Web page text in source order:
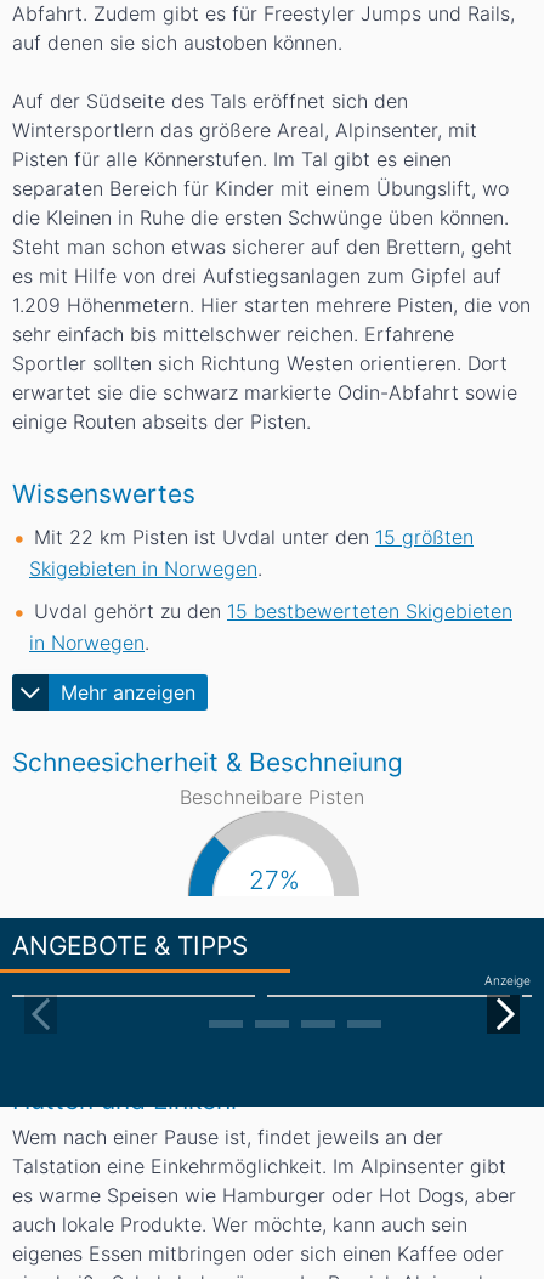
Abfahrt. Zudem gibt es für Freestyler Jumps und Rails,
auf denen sie sich austoben können.
Auf der Südseite des Tals eröffnet sich den
Wintersportlern das größere Areal, Alpinsenter, mit
Pisten für alle Könnerstufen. Im Tal gibt es einen
separaten Bereich für Kinder mit einem Übungslift, wo
die Kleinen in Ruhe die ersten Schwünge üben können.
Steht man schon etwas sicherer auf den Brettern, geht
es mit Hilfe von drei Aufstiegsanlagen zum Gipfel auf
1.209 Höhenmetern. Hier starten mehrere Pisten, die von
sehr einfach bis mittelschwer reichen. Erfahrene
Sportler sollten sich Richtung Westen orientieren. Dort
erwartet sie die schwarz markierte Odin-Abfahrt sowie
einige Routen abseits der Pisten.
Wissenswertes
Mehr anzeigen
Mit 22 km Pisten ist Uvdal unter den 15 größten
Skigebieten in Norwegen.
Uvdal gehört zu den 15 bestbewerteten Skigebieten
in Norwegen.
Schneesicherheit & Beschneiung
Beschneibare Pisten
27%
ANGEBOTE & TIPPS
Anzeige
Hütten und Einkehr
Wem nach einer Pause ist, findet jeweils an der
Talstation eine Einkehrmöglichkeit. Im Alpinsenter gibt
es warme Speisen wie Hamburger oder Hot Dogs, aber
auch lokale Produkte. Wer möchte, kann auch sein
eigenes Essen mitbringen oder sich einen Kaffee oder